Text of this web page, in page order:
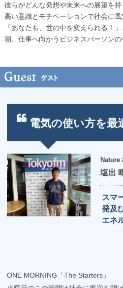
彼らがどんな発想や未来への展望を
高い意識とモチベーションで社会に
「あなたも、世の中を変えられる！」
朝、仕事へ向かうビジネスパーソン
電気の使い方を最
Nature
塩出
スマ
発及
エネ
ONE MORNING「The Starters」